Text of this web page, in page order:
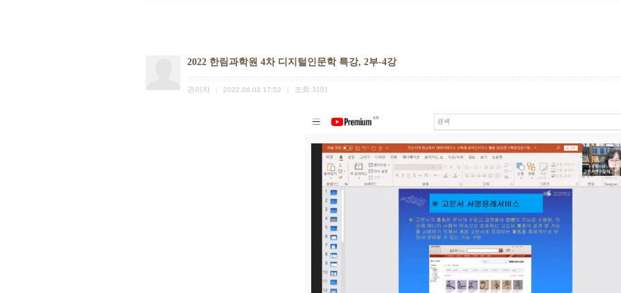
2022 한림과학원 4차 디지털인문학 특강, 2부-4강
관리자 2022.06.03 17:52 조회 3191